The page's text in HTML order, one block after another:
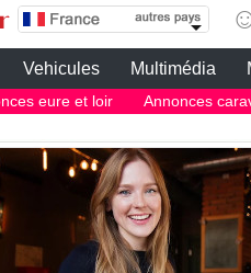
| caravane adria
Vehicules Multimédia
eure et loir Annonces